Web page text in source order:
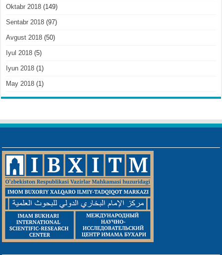
Oktabr 2018 (149)
Sentabr 2018 (97)
Avgust 2018 (50)
Iyul 2018 (5)
Iyun 2018 (1)
May 2018 (1)